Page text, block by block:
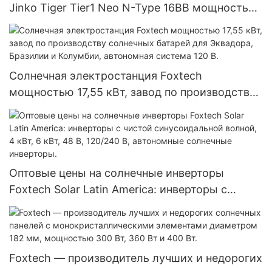
Jinko Tiger Tier1 Neo N-Type 16BB мощностью
590 Вт, 620 Вт, 630 Вт, 650 Вт, двусторонние
модули с двумя батареями.
Солнечная электростанция Foxtech
мощностью 17,55 кВт, завод по производству
солнечных батарей для Эквадора, Бразилии и
Колумбии, автономная система 120 В.
Оптовые цены на солнечные инверторы
Foxtech Solar Latin America: инверторы с
чистой синусоидальной волной, 4 кВт, 6 кВт,
48 В, 120/240 В, автономные солнечные
инверторы.
Foxtech — производитель лучших и недорогих